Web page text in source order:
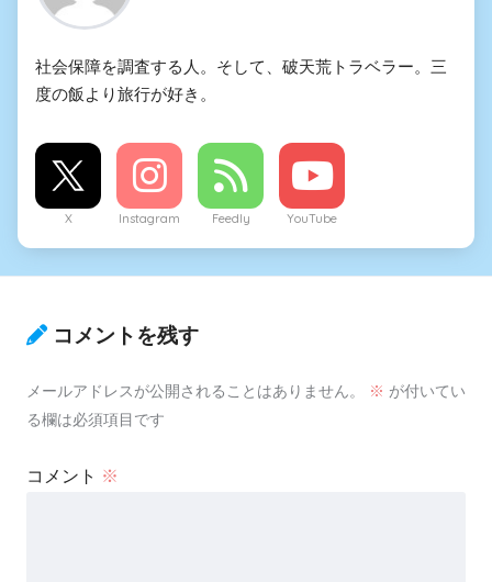
社会保障を調査する人。そして、破天荒トラベラー。三
度の飯より旅行が好き。
X Instagram Feedly YouTube
コメントを残す
メールアドレスが公開されることはありません。 ※ が付いてい
る欄は必須項目です
コメント ※